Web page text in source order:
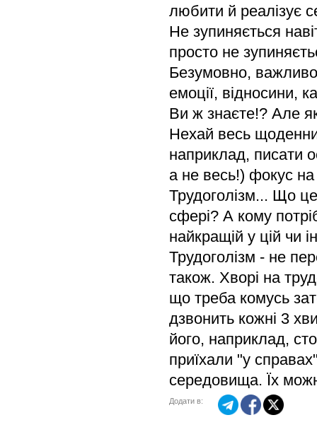
любити й реалізує
Не зупиняється
просто не
Безумовно,
емоції, відносини,
Ви ж знаєте!? Але
Нехай весь
наприклад, писати
а не весь!) фокус на
Трудоголізм... Що
сфері? А кому
найкращій у цій чи
Трудоголізм - не
також. Хворі на
що треба комусь
дзвонить кожні 3
його, наприклад,
приїхали "у
середовища. Їх
Додати в: